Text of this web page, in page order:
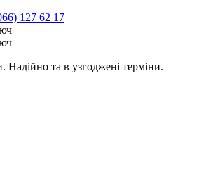
127 62 17
Надійно та в узгоджені терміни.